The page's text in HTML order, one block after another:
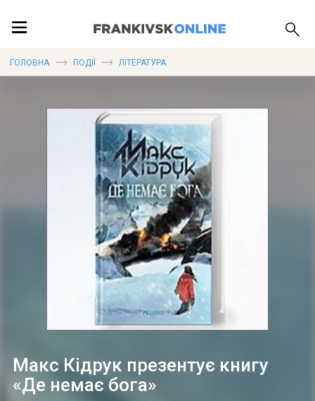
ПУБЛІКАЦІЇ
ГОЛОВНА ПОДІЇ ЛІТЕРАТУРА
Макс Кідрук презентує книгу
«Де немає бога»